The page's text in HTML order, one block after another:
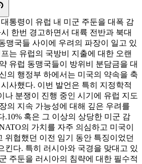
통령이 유럽 내 미군 주둔을 대폭 감
한번 경고하면서 대륙 전반과 북대
맹국들 사이에 우려의 파장이 일고 있
는 유럽의 국방비 지출에 대한 오랜
유럽 동맹국들이 방위비 분담금을 대
의 행정부 하에서는 미국의 약속을 축
사했다. 이번 발언은 특히 지정학적
나 분쟁이 진행 중인 시기에 유럽 지도
의 지속 가능성에 대해 깊은 우려를
.10% 혹은 그 이상의 상당한 미군 감
의 가치를 자주 의심하고 미국이
위협했던 이전 임기 동안 특징이었던
킨다. 특히 러시아와 국경을 맞대고 있
주둔을 러시아의 침략에 대한 필수적